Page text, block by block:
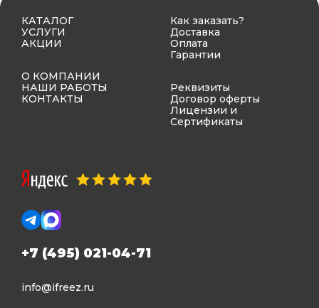
КАТАЛОГ
УСЛУГИ
АКЦИИ
О КОМПАНИИ
НАШИ РАБОТЫ
КОНТАКТЫ
Как заказать?
Доставка
Оплата
Гарантии
Реквизиты
Договор оферты
Лицензии и
Сертификаты
+7 (495) 021-04-71
info@ifreez.ru